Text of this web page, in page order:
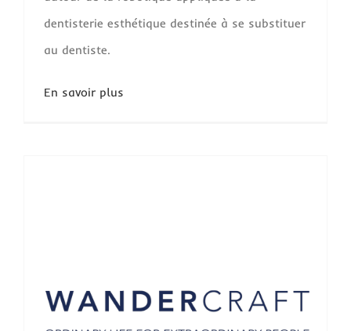
dentisterie esthétique destinée à se substituer
au dentiste.
En savoir plus